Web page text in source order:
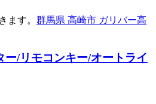
ます。 群馬県 高崎市 ガリバー高
ー/リモコンキー/オートライ